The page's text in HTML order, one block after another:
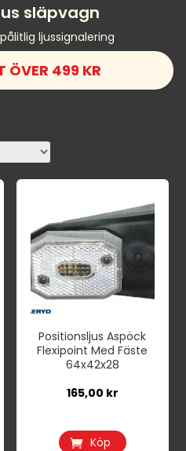
släpvagn
ljussignalering
ÖVER 499 KR
Positionsljus Aspöck
Flexipoint Med Fäste
64x42x28
165,00 kr
Köp